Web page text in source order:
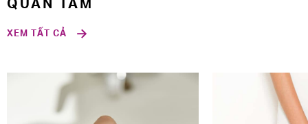
QUAN TÂM
XEM TẤT CẢ